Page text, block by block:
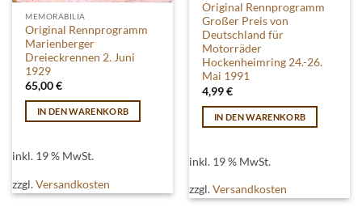
MEMORABILIA
Original Rennprogramm
Marienberger
Dreieckrennen 2. Juni
1929
65,00€
IN DEN WARENKORB
inkl. 19 % MwSt.
zzgl.Versandkosten
Original Rennprogramm
Großer Preis von
Deutschland für
Motorräder
Hockenheimring 24.-26.
Mai 1991
4,99€
IN DEN WARENKORB
inkl. 19 % MwSt.
zzgl.Versandkosten